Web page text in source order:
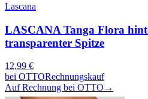
Lascana
LASCANA Tanga Flora
transparenter Spitze
12,99 €
bei OTTORechnungskauf
Auf Rechnung bei OTTO →